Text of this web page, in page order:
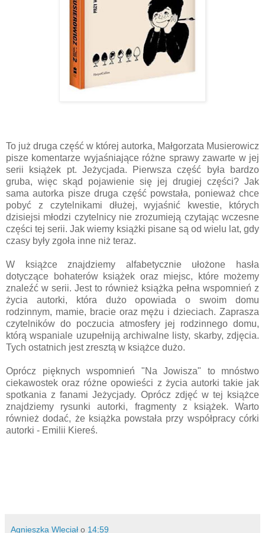
To już druga część w której autorka, Małgorzata Musierowicz
pisze komentarze wyjaśniające różne sprawy zawarte w jej
serii książek pt. Jeżycjada. Pierwsza część była bardzo
gruba, więc skąd pojawienie się jej drugiej części? Jak
sama autorka pisze druga część powstała, ponieważ chce
pobyć z czytelnikami dłużej, wyjaśnić kwestie, których
dzisiejsi młodzi czytelnicy nie zrozumieją czytając wczesne
części tej serii. Jak wiemy książki pisane są od wielu lat, gdy
czasy były zgoła inne niż teraz.
W książce znajdziemy alfabetycznie ułożone hasła
dotyczące bohaterów książek oraz miejsc, które możemy
znaleźć w serii. Jest to również książka pełna wspomnień z
życia autorki, która dużo opowiada o swoim domu
rodzinnym, mamie, bracie oraz mężu i dzieciach. Zaprasza
czytelników do poczucia atmosfery jej rodzinnego domu,
którą wspaniale uzupełniją archiwalne listy, skarby, zdjęcia.
Tych ostatnich jest zresztą w książce dużo.
Oprócz pięknych wspomnień "Na Jowisza" to mnóstwo
ciekawostek oraz różne opowieści z życia autorki takie jak
spotkania z fanami Jeżycjady. Oprócz zdjęć w tej książce
znajdziemy rysunki autorki, fragmenty z książek. Warto
również dodać, że książka powstała przy współpracy córki
autorki - Emilii Kiereś.
Agnieszka Wleciał o 14:59